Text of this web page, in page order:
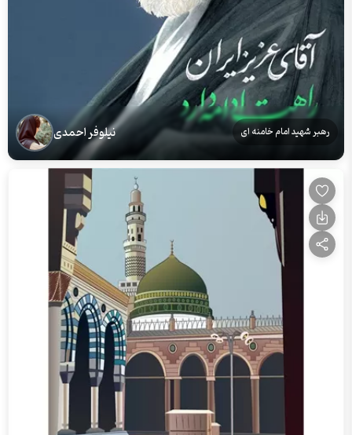
رهبر شهید امام خامنه ای نیلوفر احمدی